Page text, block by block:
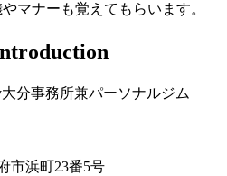
マナーも覚えてもらいます。
大分事務所兼パーソナルジム
市浜町23番5号